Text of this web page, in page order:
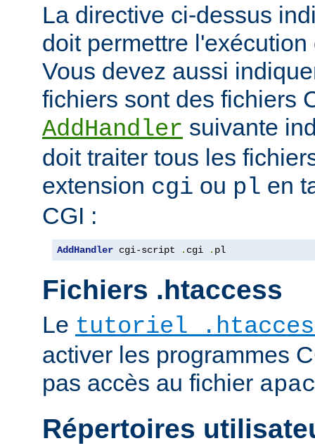
La directive ci-dessus
doit permettre
Vous devez aussi
fichiers sont des fichiers
AddHandler suivante
doit traiter tous les
extension cgi ou pl en
CGI :
AddHandler cgi-script . cgi . pl
Fichiers .htaccess
Le tutoriel
activer les programmes
pas accès au fichier
Répertoires